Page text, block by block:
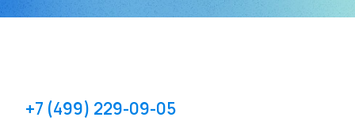
+7 (499) 229-09-05